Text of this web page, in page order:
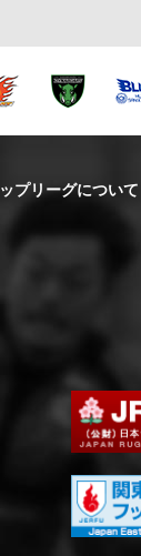
プリーグについて